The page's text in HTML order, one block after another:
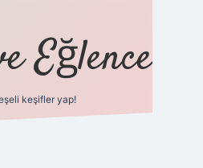
Eğlence
keşifler yap!